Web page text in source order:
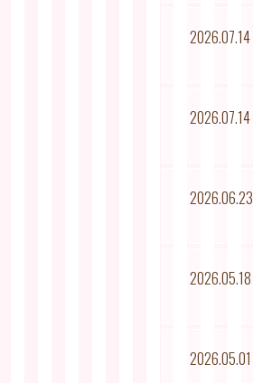
2026.07.14
2026.07.14
2026.06.23
2026.05.18
2026.05.01